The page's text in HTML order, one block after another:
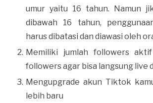
umur yaitu 16 tahun. Namun
dibawah 16 tahun,
harus dibatasi dan diawasi oleh
Memiliki jumlah followers
followers agar bisa langsung live
Mengupgrade akun Tiktok
lebih baru